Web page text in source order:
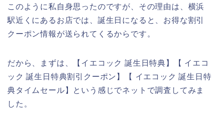
このように私自身思ったのですが、その理由は、横浜
駅近くにあるお店では、誕生日になると、お得な割引
クーポン情報が送られてくるからです。
だから、まずは、【イエコック 誕生日特典】【 イエコ
ック 誕生日特典割引クーポン】【 イエコック 誕生日特
典タイムセール】という感じでネットで調査してみま
した。